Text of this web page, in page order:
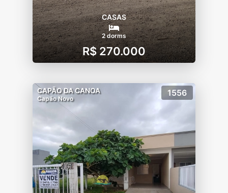
CASAS
2 dorms
R$ 270.000
CAPÃO DA CANOA
Capão Novo
1556